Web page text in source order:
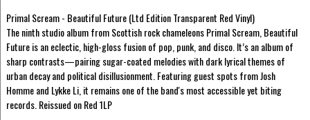
Primal Scream - Beautiful Future (Ltd Edition Transparent Red Vinyl)
The ninth studio album from Scottish rock chameleons Primal Scream, Beautiful
Future is an eclectic, high-gloss fusion of pop, punk, and disco. It’s an album of
sharp contrasts—pairing sugar-coated melodies with dark lyrical themes of
urban decay and political disillusionment. Featuring guest spots from Josh
Homme and Lykke Li, it remains one of the band's most accessible yet biting
records. Reissued on Red 1LP